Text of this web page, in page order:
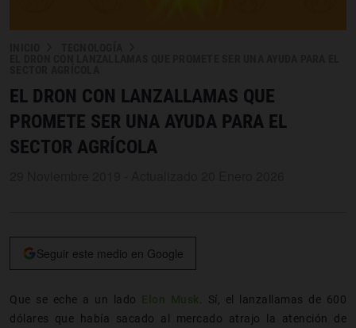
EL DRON CON LANZALLAMAS QUE
PROMETE SER UNA AYUDA PARA EL
SECTOR AGRÍCOLA
Seguir este medio en Google
Que se eche a un lado Elon Musk . Sí, el lanzallamas de 600
dólares que había sacado al mercado atrajo la atención de